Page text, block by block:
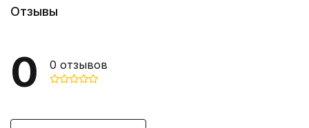
Отзывы
0 0 отзывов